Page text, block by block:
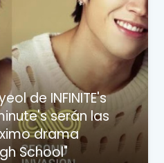
de INFINITE's
serán las
drama
School"